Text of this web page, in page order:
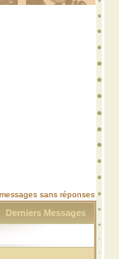
sans réponses
Derniers Messages